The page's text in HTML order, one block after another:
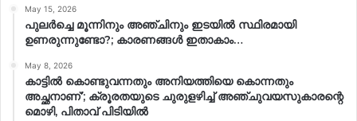
May 15, 2026
പുലർച്ചെ മൂന്നിനും അഞ്ചിനും ഇടയിൽ സ്ഥിരമായി
ഉണരുന്നുണ്ടോ?; കാരണങ്ങള്‍ ഇതാകാം…
May 8, 2026
കാട്ടിൽ കൊണ്ടുവന്നതും അനിയത്തിയെ കൊന്നതും
അച്ഛനാണ്’; ക്രൂരതയുടെ ചുരുളഴിച്ച് അഞ്ചുവയസുകാരന്റെ
മൊഴി, പിതാവ് പിടിയിൽ